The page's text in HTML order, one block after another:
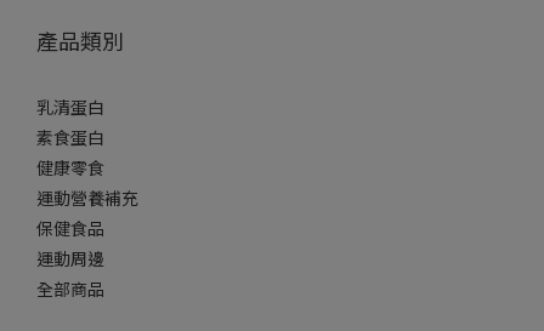
產品類別
乳清蛋白
素食蛋白
健康零食
運動營養補充
保健食品
運動周邊
全部商品